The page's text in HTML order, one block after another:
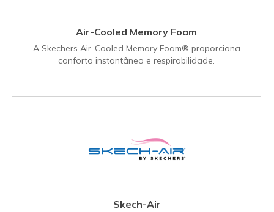
Air-Cooled Memory Foam
A Skechers Air-Cooled Memory Foam® proporciona
conforto instantâneo e respirabilidade.
Skech-Air